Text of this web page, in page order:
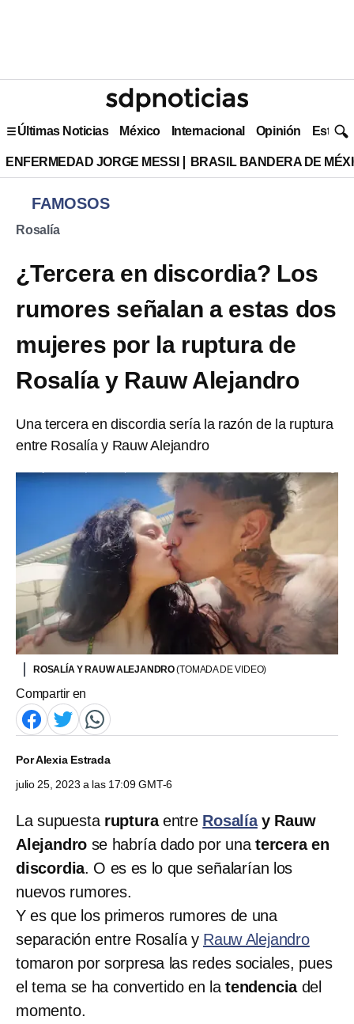
Últimas Noticias México Internacional Opinión Estilo
ENFERMEDAD JORGE MESSI BRASIL BANDERA DE
FAMOSOS
Rosalía
¿Tercera en discordia? Los
rumores señalan a estas dos
mujeres por la ruptura de
Rosalía y Rauw Alejandro
Una tercera en discordia sería la razón de la ruptura
entre Rosalía y Rauw Alejandro
ROSALÍA Y RAUW ALEJANDRO(TOMADA DE VIDEO)
Compartir en
PorAlexia Estrada
julio 25, 2023 a las 17:09 GMT-6
La supuesta rupturaentre Rosalíay Rauw
Alejandro se habría dado por unatercera en
discordia. O es es lo que señalarían los
nuevos rumores.
Y es que los primeros rumores de una
separación entre Rosalía y Rauw Alejandro
tomaron por sorpresa las redes sociales, pues
el tema se ha convertido en latendenciadel
momento.